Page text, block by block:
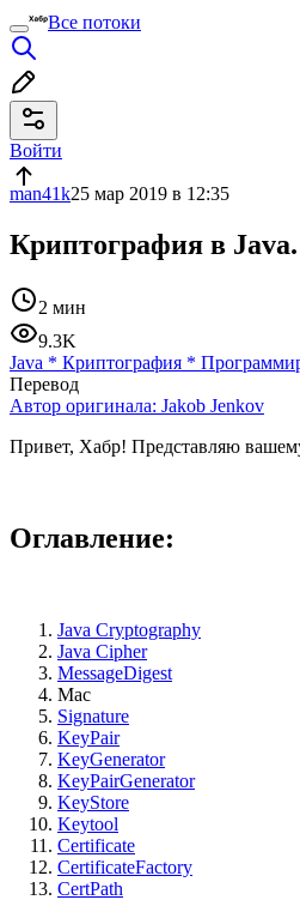
Все потоки
Войти
man41k25 мар 2019 в 12:35
Криптография в
2 мин
9.3K
Java * Криптография *
Перевод
Автор оригинала: Jakob Jenkov
Привет, Хабр! Представляю
Оглавление:
Java Cryptography
Java Cipher
MessageDigest
Mac
Signature
KeyPair
KeyGenerator
KeyPairGenerator
KeyStore
Keytool
Certificate
CertificateFactory
CertPath